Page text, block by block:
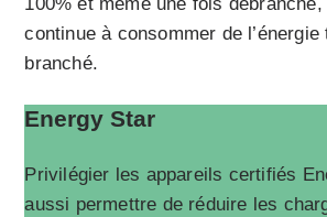
100% et même une fois
continue à consommer de l’énergie
branché.
Energy Star
Privilégier les appareils certifiés
aussi permettre de réduire les